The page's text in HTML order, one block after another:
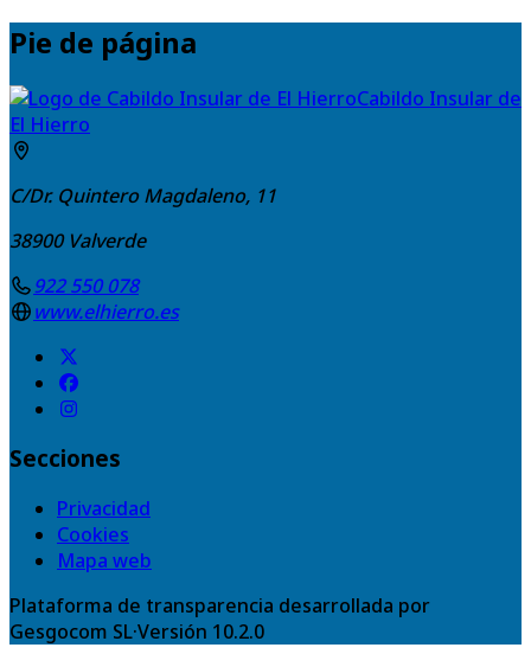
Pie de página
Cabildo Insular de
El Hierro
C/Dr. Quintero Magdaleno, 11
38900 Valverde
922 550 078
www.elhierro.es
Secciones
Privacidad
Cookies
Mapa web
Plataforma de transparencia desarrollada por
Gesgocom SL·Versión 10.2.0